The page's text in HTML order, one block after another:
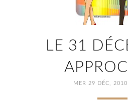
LE 31
MER 29 DÉC, 2010